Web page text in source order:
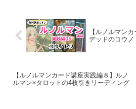
【ルノルマン
デッドのコウノ
【ルノルマンカード講座実践編８】ルノ
ルマン×タロットの4枚引きリーディング